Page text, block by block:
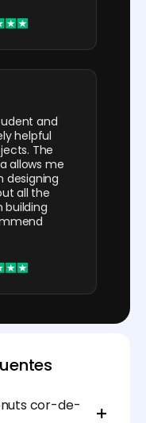
and
helpful
The
allows me
designing
all the
building
cor-de-